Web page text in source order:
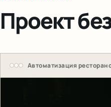
Проект
Автоматизация